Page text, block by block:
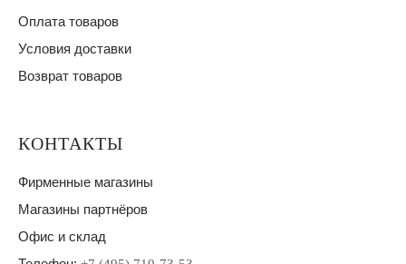
Оплата товаров
Условия доставки
Возврат товаров
КОНТАКТЫ
Фирменные магазины
Магазины партнёров
Офис и склад